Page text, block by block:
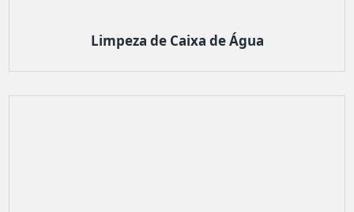
Limpeza de Caixa de Água